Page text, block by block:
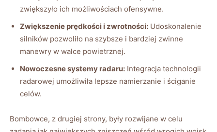
zwiększyło ich możliwościach ofensywne.
Zwiększenie prędkości i zwrotności: Udoskonalenie
silników pozwoliło na szybsze i bardziej zwinne
manewry w walce powietrznej.
Nowoczesne systemy radaru: Integracja technologii
radarowej umożliwiła lepsze namierzanie i ściganie
celów.
Bombowce, z drugiej strony, były rozwijane w celu